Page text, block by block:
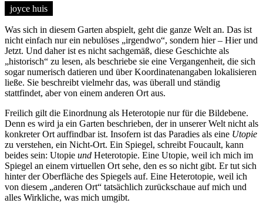
joyce huis
Was sich in diesem Garten abspielt, geht die ganze Welt an. Das ist
nicht einfach nur ein nebulöses „irgendwo“, sondern hier – Hier und
Jetzt. Und daher ist es nicht sachgemäß, diese Geschichte als
„historisch“ zu lesen, als beschriebe sie eine Vergangenheit, die sich
sogar numerisch datieren und über Koordinatenangaben lokalisieren
ließe. Sie beschreibt vielmehr das, was überall und ständig
stattfindet, aber von einem anderen Ort aus.
Freilich gilt die Einordnung als Heterotopie nur für die Bildebene.
Denn es wird ja ein Garten beschrieben, der in unserer Welt nicht als
konkreter Ort auffindbar ist. Insofern ist das Paradies als eine Utopie
zu verstehen, ein Nicht-Ort. Ein Spiegel, schreibt Foucault, kann
beides sein: Utopie und Heterotopie. Eine Utopie, weil ich mich im
Spiegel an einem virtuellen Ort sehe, den es so nicht gibt. Er tut sich
hinter der Oberfläche des Spiegels auf. Eine Heterotopie, weil ich
von diesem „anderen Ort“ tatsächlich zurückschaue auf mich und
alles Wirkliche, was mich umgibt.